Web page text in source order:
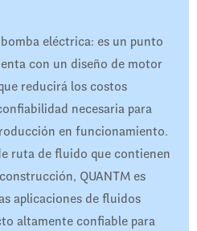
eléctrica: es un punto
con un diseño de motor
reducirá los costos
necesaria para
en funcionamiento.
ruta de fluido que contienen
QUANTM es
aplicaciones de fluidos
altamente confiable para